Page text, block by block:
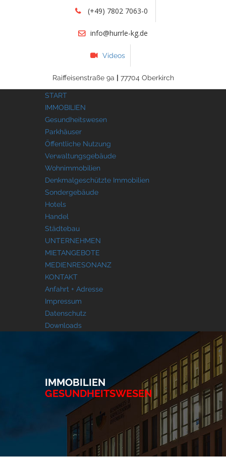
(+49) 7802 7063-0
info@hurrle-kg.de
Videos
Raiffeisenstraße 9a | 77704 Oberkirch
START
IMMOBILIEN
Gesundheitswesen
Parkhäuser
Öffentliche Nutzung
Verwaltungsgebäude
Wohnimmobilien
Denkmalgeschützte Immobilien
Sondergebäude
Hotels
Handel
Städtebau
UNTERNEHMEN
MIETANGEBOTE
MEDIENRESONANZ
KONTAKT
Anfahrt + Adresse
Impressum
Datenschutz
Downloads
IMMOBILIEN
GESUNDHEITSWESEN